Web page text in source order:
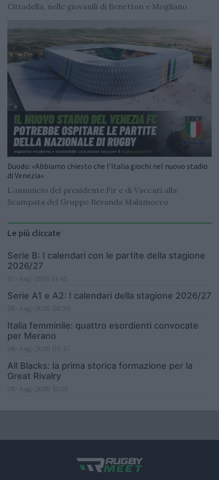
Cittadella, nelle giovanili di Benetton e Mogliano
Duodo: «Abbiamo chiesto che l’Italia giochi nel nuovo stadio
di Venezia»
L’annuncio del presidente Fir e di Vaccari alla
Scampata del Gruppo Bevanda Malamocco
Le più cliccate
Serie B: I calendari con le partite della stagione
2026/27
07-Aug-2026 11:45
Serie A1 e A2: I calendari della stagione 2026/27
06-Aug-2026 06:20
Italia femminile: quattro esordienti convocate
per Merano
06-Aug-2026 05:47
All Blacks: la prima storica formazione per la
Great Rivalry
06-Aug-2026 12:02